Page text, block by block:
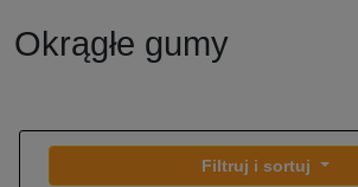
Okrągłe gumy
Filtruj i sortuj